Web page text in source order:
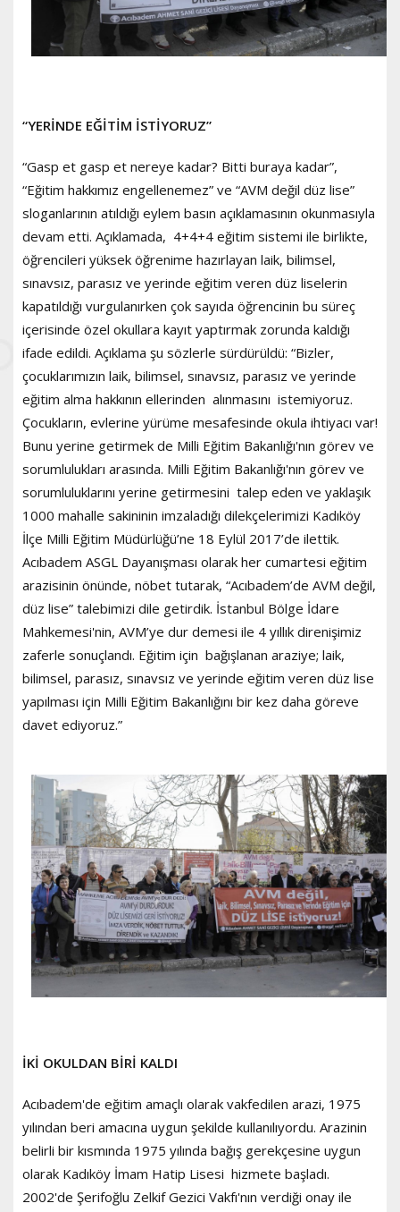
“YERİNDE EĞİTİM İSTİYORUZ”
“Gasp et gasp et nereye kadar? Bitti buraya kadar”,
“Eğitim hakkımız engellenemez” ve “AVM değil düz lise”
sloganlarının atıldığı eylem basın açıklamasının okunmasıyla
devam etti. Açıklamada, 4+4+4 eğitim sistemi ile birlikte,
öğrencileri yüksek öğrenime hazırlayan laik, bilimsel,
sınavsız, parasız ve yerinde eğitim veren düz liselerin
kapatıldığı vurgulanırken çok sayıda öğrencinin bu süreç
içerisinde özel okullara kayıt yaptırmak zorunda kaldığı
ifade edildi. Açıklama şu sözlerle sürdürüldü: “Bizler,
çocuklarımızın laik, bilimsel, sınavsız, parasız ve yerinde
eğitim alma hakkının ellerinden alınmasını istemiyoruz.
Çocukların, evlerine yürüme mesafesinde okula ihtiyacı var!
Bunu yerine getirmek de Milli Eğitim Bakanlığı'nın görev ve
sorumlulukları arasında. Milli Eğitim Bakanlığı'nın görev ve
sorumluluklarını yerine getirmesini talep eden ve yaklaşık
1000 mahalle sakininin imzaladığı dilekçelerimizi Kadıköy
İlçe Milli Eğitim Müdürlüğü’ne 18 Eylül 2017’de ilettik.
Acıbadem ASGL Dayanışması olarak her cumartesi eğitim
arazisinin önünde, nöbet tutarak, “Acıbadem’de AVM değil,
düz lise” talebimizi dile getirdik. İstanbul Bölge İdare
Mahkemesi'nin, AVM’ye dur demesi ile 4 yıllık direnişimiz
zaferle sonuçlandı. Eğitim için bağışlanan araziye; laik,
bilimsel, parasız, sınavsız ve yerinde eğitim veren düz lise
yapılması için Milli Eğitim Bakanlığını bir kez daha göreve
davet ediyoruz.”
İKİ OKULDAN BİRİ KALDI
Acıbadem'de eğitim amaçlı olarak vakfedilen arazi, 1975
yılından beri amacına uygun şekilde kullanılıyordu. Arazinin
belirli bir kısmında 1975 yılında bağış gerekçesine uygun
olarak Kadıköy İmam Hatip Lisesi hizmete başladı.
2002'de Şerifoğlu Zelkif Gezici Vakfı'nın verdiği onay ile